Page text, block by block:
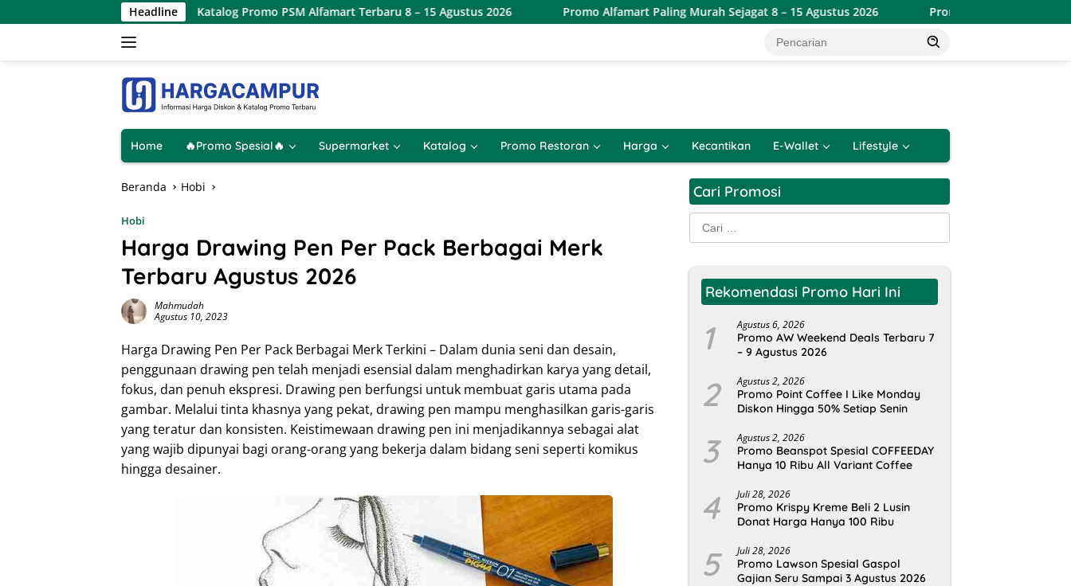
ke
Headline
Katalog Promo PSM Alfamart Terbaru 8 – 15 Agustus 2026 Promo Alfamart Paling Murah Sejagat 8 – 15 Agustus 2026 Promo Alfamart Double Date Spesial
Home 🔥Promo Spesial🔥 Supermarket Katalog Promo Restoran Harga Kecantikan E-Wallet Lifestyle
Beranda Hobi
Hobi
Harga Drawing Pen Per Pack Berbagai Merk
Terbaru Agustus 2026
Mahmudah
Agustus 10, 2023
Harga Drawing Pen Per Pack Berbagai Merk Terkini – Dalam dunia seni dan desain,
penggunaan drawing pen telah menjadi esensial dalam menghadirkan karya yang detail,
fokus, dan penuh ekspresi. Drawing pen berfungsi untuk membuat garis utama pada
gambar. Melalui tinta khasnya yang pekat, drawing pen mampu menghasilkan garis-garis
yang teratur dan konsisten. Keistimewaan drawing pen ini menjadikannya sebagai alat
yang wajib dipunyai bagi orang-orang yang bekerja dalam bidang seni seperti komikus
hingga desainer.
Cari Promosi
Cari
untuk:
Rekomendasi Promo Hari Ini
1 Agustus 6, 2026
Promo AW Weekend Deals Terbaru 7
– 9 Agustus 2026
2 Agustus 2, 2026
Promo Point Coffee I Like Monday
Diskon Hingga 50% Setiap Senin
3 Agustus 2, 2026
Promo Beanspot Spesial COFFEEDAY
Hanya 10 Ribu All Variant Coffee
4 Juli 28, 2026
Promo Krispy Kreme Beli 2 Lusin
Donat Harga Hanya 100 Ribu
5 Juli 28, 2026
Promo Lawson Spesial Gaspol
Gajian Seru Sampai 3 Agustus 2026